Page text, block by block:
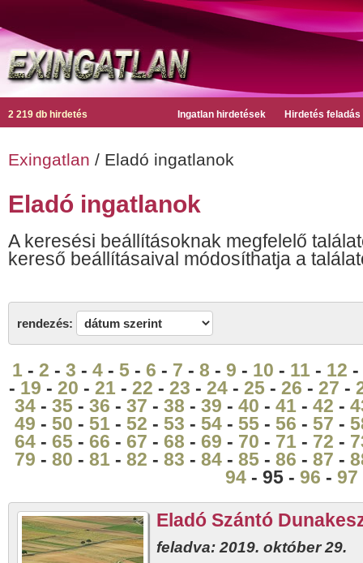
2 219 db hirdetés Ingatlan hirdetések Hirdetés feladás
Exingatlan / Eladó ingatlanok
Eladó ingatlanok
A keresési beállításoknak megfelelő
kereső beállításaival módosíthatja a
rendezés:
1 - 2 - 3 - 4 - 5 - 6 - 7 - 8 - 9 - 10 - 11 - 12 -
- 19 - 20 - 21 - 22 - 23 - 24 - 25 - 26 - 27 -
34 - 35 - 36 - 37 - 38 - 39 - 40 - 41 - 42 -
49 - 50 - 51 - 52 - 53 - 54 - 55 - 56 - 57 -
64 - 65 - 66 - 67 - 68 - 69 - 70 - 71 - 72 -
79 - 80 - 81 - 82 - 83 - 84 - 85 - 86 - 87 -
94 - 95 - 96 - 97
Eladó Szántó
feladva: 2019. október 29.